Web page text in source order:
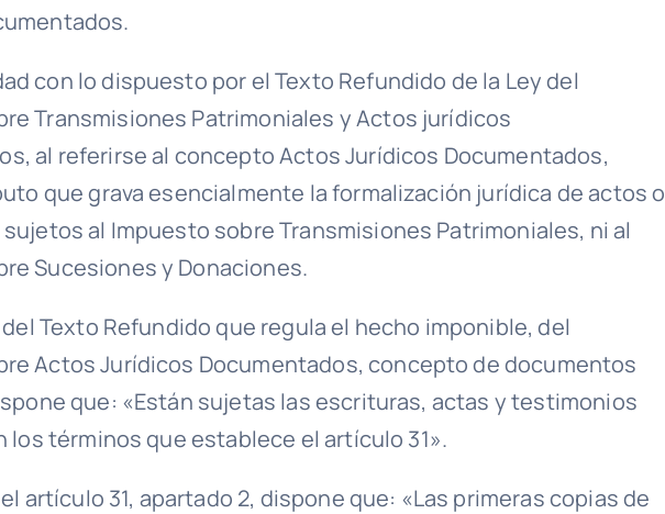
con lo dispuesto por el Texto Refundido de la Ley del
Transmisiones Patrimoniales y Actos jurídicos
al referirse al concepto Actos Jurídicos Documentados,
que grava esencialmente la formalización jurídica de actos o
al Impuesto sobre Transmisiones Patrimoniales, ni al
Sucesiones y Donaciones.
Texto Refundido que regula el hecho imponible, del
Actos Jurídicos Documentados, concepto de documentos
que: «Están sujetas las escrituras, actas y testimonios
los términos que establece el artículo 31».
artículo 31, apartado 2, dispone que: «Las primeras copias de